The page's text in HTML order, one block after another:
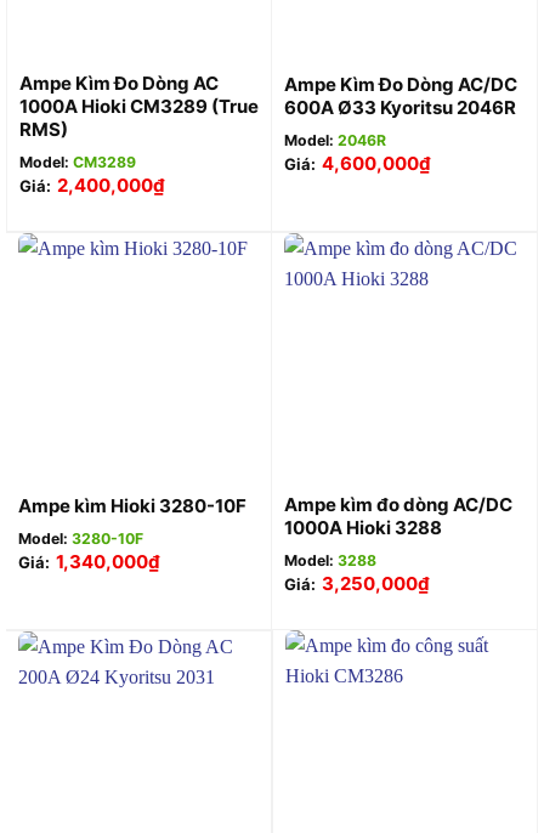
Ampe Kìm Đo Dòng AC
1000A Hioki CM3289 (True
RMS)
Model: CM3289
Giá: 2,400,000₫
Ampe Kìm Đo Dòng AC/DC
600A Ø33 Kyoritsu 2046R
Model: 2046R
Giá: 4,600,000₫
Ampe kìm Hioki 3280-10F
Model: 3280-10F
Giá: 1,340,000₫
Ampe kìm đo dòng AC/DC
1000A Hioki 3288
Model: 3288
Giá: 3,250,000₫